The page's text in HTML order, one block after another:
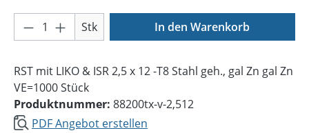
Produkt Anzahl: Gib den gewünschten
Stk In den Warenkorb
RST mit LIKO & ISR 2,5 x 12 -T8 Stahl geh., gal Zn gal Zn
VE=1000 Stück
Produktnummer: 88200tx-v-2,512
PDF Angebot erstellen